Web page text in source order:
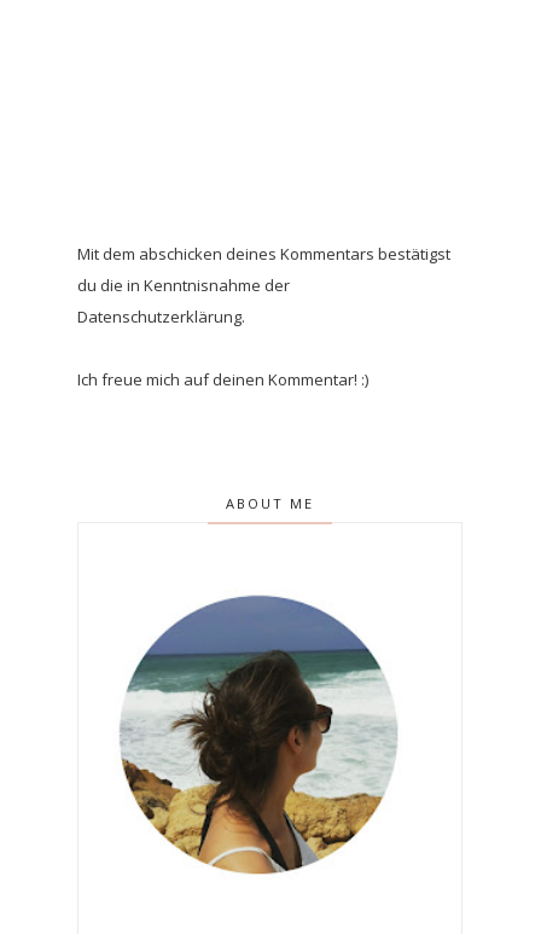
Mit dem abschicken deines Kommentars bestätigst
du die in Kenntnisnahme der
Datenschutzerklärung.
Ich freue mich auf deinen Kommentar! :)
ABOUT ME